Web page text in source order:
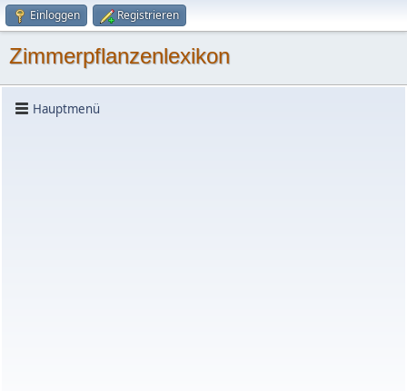
Einloggen Registrieren
Zimmerpflanzenlexikon
Hauptmenü